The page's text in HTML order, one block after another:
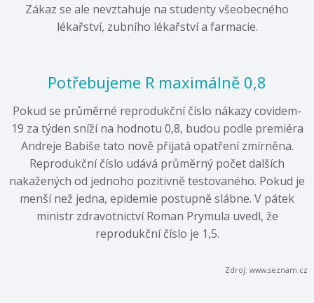
Zákaz se ale nevztahuje na studenty všeobecného
lékařství, zubního lékařství a farmacie.
Potřebujeme R maximálně 0,8
Pokud se průměrné reprodukční číslo nákazy covidem-
19 za týden sníží na hodnotu 0,8, budou podle premiéra
Andreje Babiše tato nově přijatá opatření zmírněna.
Reprodukční číslo udává průměrný počet dalších
nakažených od jednoho pozitivně testovaného. Pokud je
menší než jedna, epidemie postupně slábne. V pátek
ministr zdravotnictví Roman Prymula uvedl, že
reprodukční číslo je 1,5.
Zdroj: www.seznam.cz